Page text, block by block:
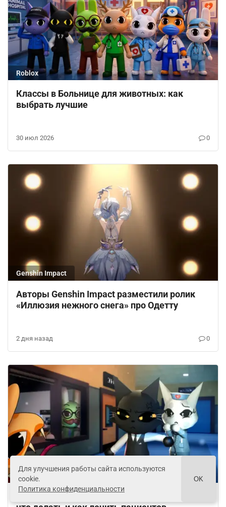
Roblox
Классы в Больнице для животных: как
выбрать лучшие
30 июл 2026 0
Genshin Impact
Авторы Genshin Impact разместили ролик
«Иллюзия нежного снега» про Одетту
2 дня назад 0
Roblox
Гайд на Больницу для животных в Roblox:
Для улучшения работы сайта используются
cookie.
Политика конфиденциальности
OK